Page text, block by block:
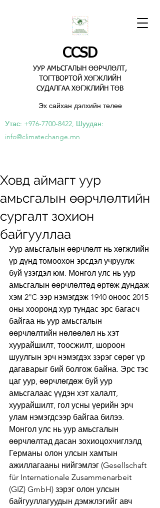
CCSD
УУР АМЬСГАЛЫН ӨӨРЧЛӨЛТ,
ТОГТВОРТОЙ ХӨГЖЛИЙН
СУДАЛГАА ХӨГЖЛИЙН ТӨВ
Эх сайхан дэлхийн төлөө
Утас: +976-7700-8422, Шуудан:
info@climatechange.mn
Ховд аймагт уур
амьсгалын өөрчлөлтийн
сургалт зохион
байгууллаа
Уур амьсгалын өөрчлөлт нь хөгжлийн
үр дүнд томоохон эрсдэл учруулж
буй үзэгдэл юм. Монгол улс нь уур
амьсгалын өөрчлөлтөд өртөж дундаж
хэм 2°C-ээр нэмэгдэж 1940 оноос 2015
оны хооронд хур тундас эрс багасч
байгаа нь уур амьсгалын
өөрчлөлтийн нөлөөлөл нь хэт
хуурайшилт, тоосжилт, шороон
шуулгын эрч нэмэгдэх зэрэг сөрөг үр
дагаварыг бий болгож байна. Эрс тэс
цаг уур, өөрчлөгдөж буй уур
амьсгалаас үүдэн хэт халалт,
хуурайшилт, гол усны үерийн эрч
улам нэмэгдсээр байгаа билээ.
Монгол улс нь уур амьсгалын
өөрчлөлтад дасан зохиоцохчиглэлд
Германы олон улсын хамтын
ажиллагааны нийгэмлэг (Gesellschaft
für Internationale Zusammenarbeit
(GIZ) GmbH) зэрэг олон улсын
байгууллагуудын дэмжлэгийг авч